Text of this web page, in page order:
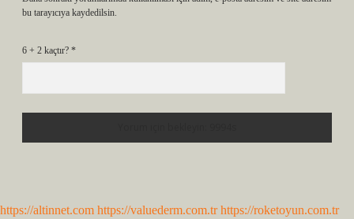
bu tarayıcıya kaydedilsin.
6 + 2 kaçtır? *
https://altinnet.com https://valuederm.com.tr https://roketoyun.com.tr